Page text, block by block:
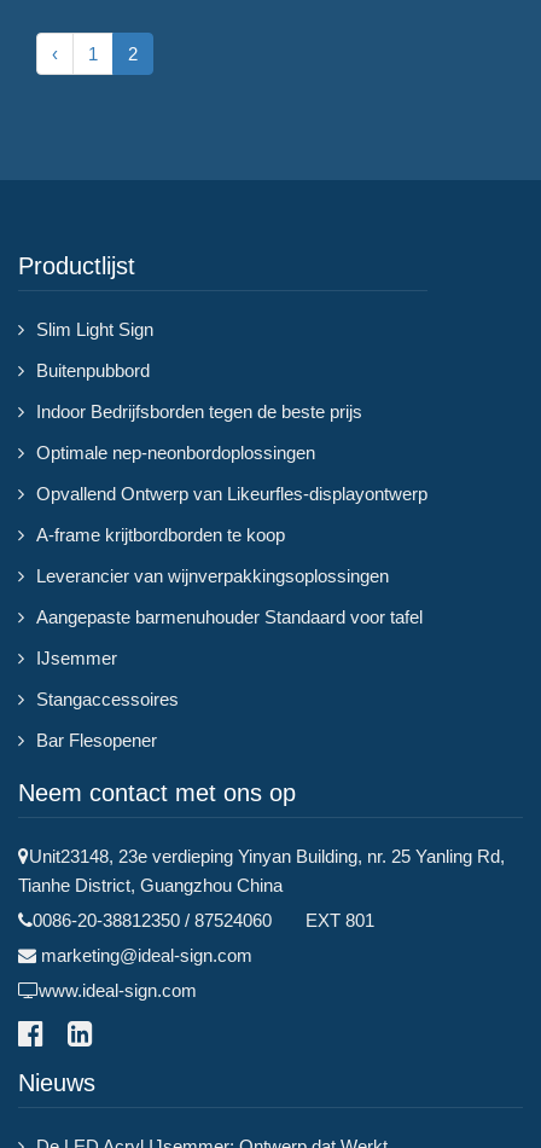
‹ 1 2
Productlijst
Slim Light Sign
Buitenpubbord
Indoor Bedrijfsborden tegen de beste prijs
Optimale nep-neonbordoplossingen
Opvallend Ontwerp van Likeurfles-displayontwerp
A-frame krijtbordborden te koop
Leverancier van wijnverpakkingsoplossingen
Aangepaste barmenuhouder Standaard voor tafel
IJsemmer
Stangaccessoires
Bar Flesopener
Neem contact met ons op
Unit23148, 23e verdieping Yinyan Building, nr. 25 Yanling Rd,
Tianhe District, Guangzhou China
0086-20-38812350 / 87524060 EXT 801
marketing@ideal-sign.com
www.ideal-sign.com
Nieuws